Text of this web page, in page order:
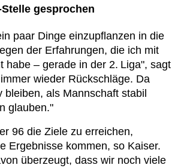
gesprochen
paar Dinge einzupflanzen in die
der Erfahrungen, die ich mit
habe – gerade in der 2. Liga", sagt
wieder Rückschläge. Da
bleiben, als Mannschaft stabil
glauben."
96 die Ziele zu erreichen,
Ergebnisse kommen, so Kaiser.
überzeugt, dass wir noch viele